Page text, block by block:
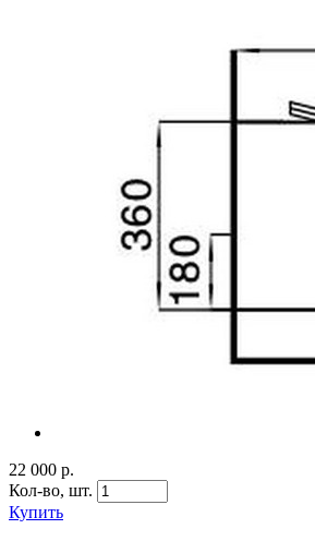
22 000 р.
Кол-во, шт.
Купить